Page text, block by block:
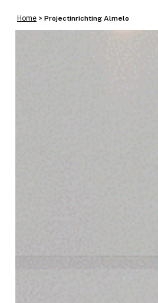
Home> Projectinrichting Almelo